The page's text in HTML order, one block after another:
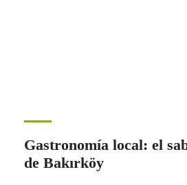
Gastronomía local: el
de Bakırköy